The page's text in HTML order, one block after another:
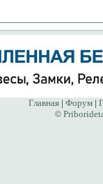
Главная Форум
©